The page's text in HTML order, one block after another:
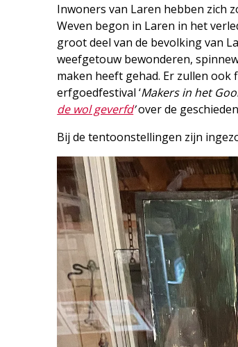
Inwoners van Laren hebben zich
Weven begon in Laren in het
groot deel van de bevolking van
weefgetouw bewonderen,
maken heeft gehad. Er zullen ook
erfgoedfestival ‘Makers in het
de wol geverfd’over de
Bij de tentoonstellingen zijn